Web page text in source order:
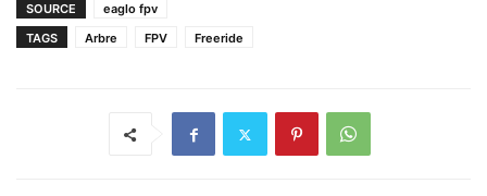
SOURCE
eaglo fpv
TAGS
Arbre FPV Freeride